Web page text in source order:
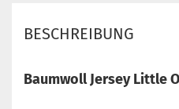
BESCHREIBUNG
Baumwoll Jersey Little